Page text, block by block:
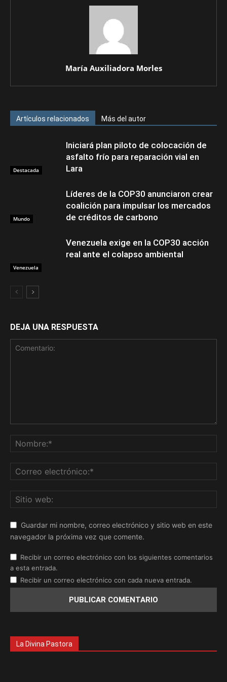
María Auxiliadora Morles
Artículos relacionados Más del autor
Destacada
Iniciará plan piloto de colocación de
asfalto frío para reparación vial en
Lara
Mundo
Líderes de la COP30 anunciaron crear
coalición para impulsar los mercados
de créditos de carbono
Venezuela
Venezuela exige en la COP30 acción
real ante el colapso ambiental
DEJA UNA RESPUESTA
Guardar mi nombre, correo electrónico y sitio web en este
navegador la próxima vez que comente.
Recibir un correo electrónico con los siguientes comentarios
a esta entrada.
Recibir un correo electrónico con cada nueva entrada.
La Divina Pastora